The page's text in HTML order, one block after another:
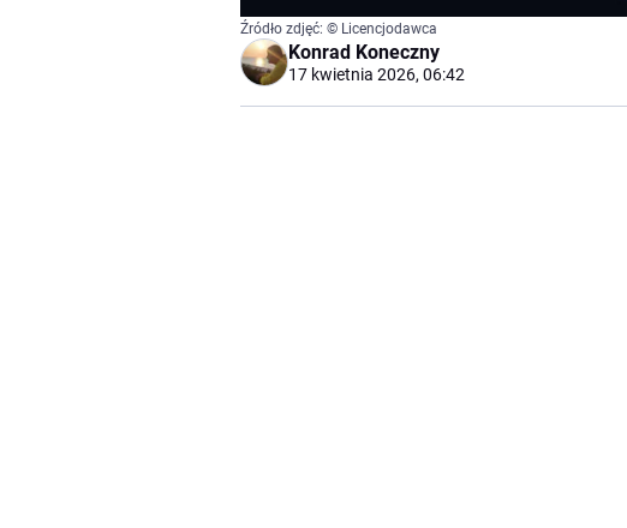
Źródło zdjęć: © Licencjodawca
Konrad Koneczny
17 kwietnia 2026, 06:42